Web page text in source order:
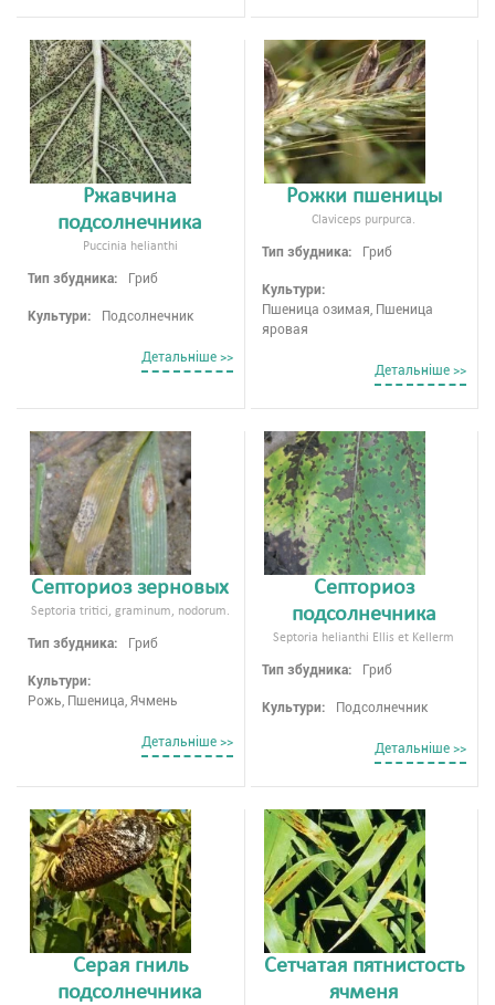
Ржавчина
подсолнечника
Рuссіnіа helianthi
Тип збудника: Гриб
Культури: Подсолнечник
Детальнiше >>
Рожки пшеницы
Claviceps purpurca.
Тип збудника: Гриб
Культури:
Пшеница озимая, Пшеница
яровая
Детальнiше >>
Септориоз зерновых
Septoria tritici, graminum, nodorum.
Тип збудника: Гриб
Культури:
Рожь, Пшеница, Ячмень
Детальнiше >>
Септориоз
подсолнечника
Septoria helianthi Ellis et Kellerm
Тип збудника: Гриб
Культури: Подсолнечник
Детальнiше >>
Серая гниль
подсолнечника
Сетчатая пятнистость
ячменя